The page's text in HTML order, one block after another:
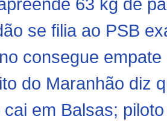
se filia ao PSB
consegue
do Maranhão diz
cai em Balsas;